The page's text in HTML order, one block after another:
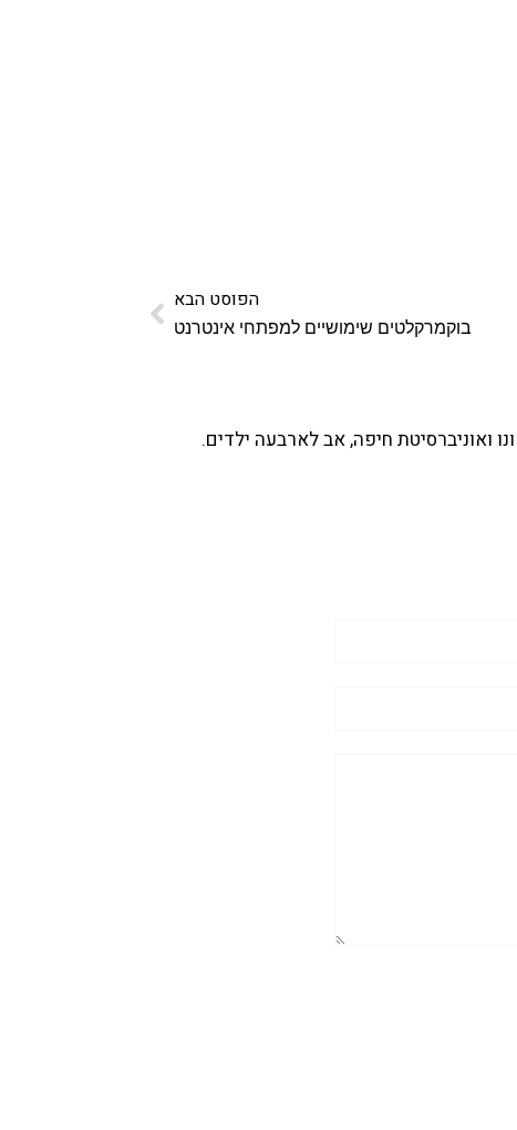
הפוסט הבא
בוקמרקלטים שימושיים למפתחי אינטרנט
ואוניברסיטת חיפה, אב לארבעה ילדים.